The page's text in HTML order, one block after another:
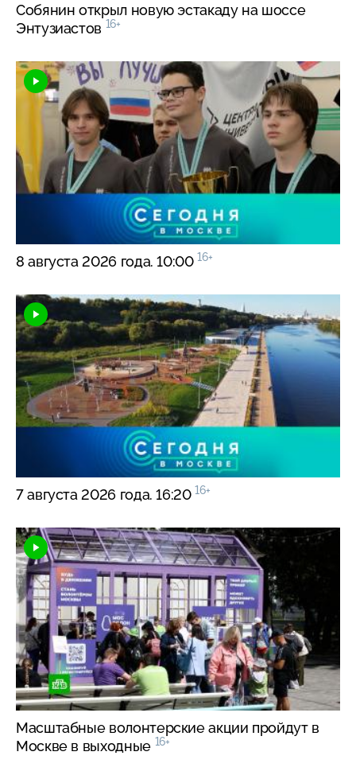
Собянин открыл новую эстакаду на шоссе
Энтузиастов 16+
8 августа 2026 года. 10:00 16+
7 августа 2026 года. 16:20 16+
Масштабные волонтерские акции пройдут в
Москве в выходные 16+